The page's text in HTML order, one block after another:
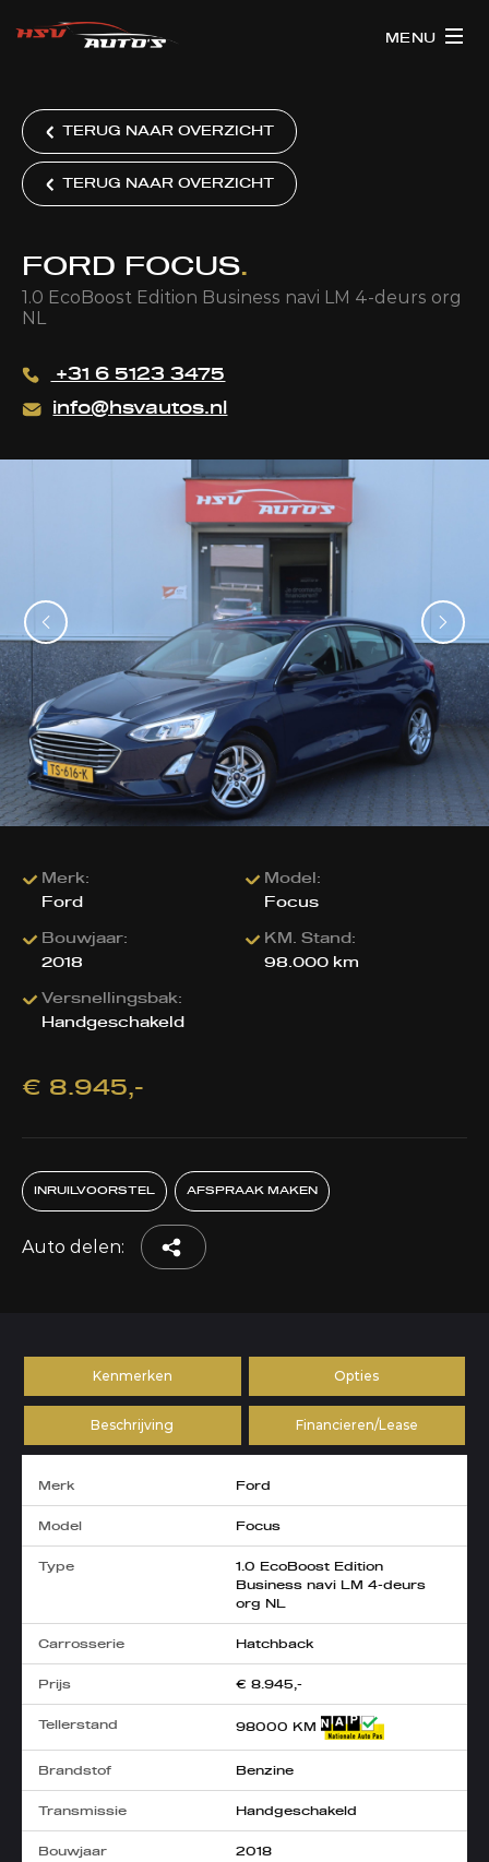
MENU
TERUG NAAR OVERZICHT
TERUG NAAR OVERZICHT
+31 6 5123 3475
info@hsvautos.nl
FORD FOCUS.
1.0 EcoBoost Edition Business navi LM 4-deurs org
NL
Merk:
Ford
Model:
Focus
Bouwjaar:
2018
KM. Stand:
98.000 km
Versnellingsbak:
Handgeschakeld
€ 8.945,-
INRUILVOORSTEL AFSPRAAK MAKEN
Auto delen:
Kenmerken Opties
Beschrijving Financieren/Lease
Merk Ford
Model Focus
Type
1.0 EcoBoost Edition
Business navi LM 4-deurs
org NL
Carrosserie Hatchback
Prijs € 8.945,-
Tellerstand 98000 KM
Brandstof Benzine
Transmissie Handgeschakeld
Bouwjaar 2018